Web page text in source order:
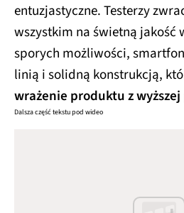
entuzjastyczne. Testerzy
wszystkim na świetną jakość
sporych możliwości,
linią i solidną konstrukcją,
wrażenie produktu z wyższej
Dalsza część tekstu pod wideo